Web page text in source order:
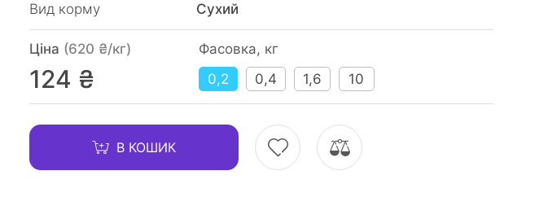
Вид корму
Сухий
Ціна (620 ₴/кг)
124 ₴
Фасовка, кг
0,2
0,4 1,6 10
В КОШИК